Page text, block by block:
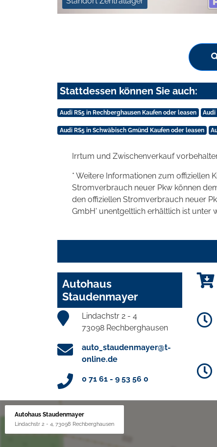
Stattdessen können Sie auch:
Audi RS5 in Rechberghausen Kaufen oder leasen Audi
Audi RS5 in Schwäbisch Gmünd Kaufen oder leasen
Irrtum und Zwischenverkauf
* Weitere Informationen zum offiziellen
Stromverbrauch neuer Pkw können
den offiziellen Stromverbrauch neuer
GmbH' unentgeltlich erhältlich ist unter
Autohaus
Staudenmayer
Lindachstr 2 - 4
73098 Rechberghausen
auto_staudenmayer@t-
online.de
0 71 61 - 9 53 56 0
Autohaus Staudenmayer
Lindachstr 2 - 4, 73098 Rechberghausen